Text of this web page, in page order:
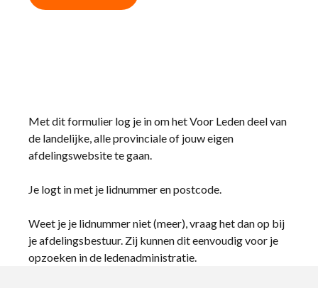
Met dit formulier log je in om het Voor Leden deel van
de landelijke, alle provinciale of jouw eigen
afdelingswebsite te gaan.
Je logt in met je lidnummer en postcode.
Weet je je lidnummer niet (meer), vraag het dan op bij
je afdelingsbestuur. Zij kunnen dit eenvoudig voor je
opzoeken in de ledenadministratie.